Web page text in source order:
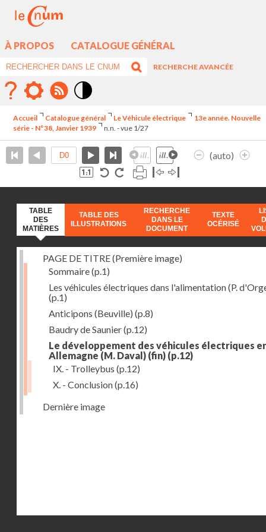
À PROPOS CATALOGUE GÉNÉRAL
RECHERCHE AVANCÉE
élévé
Accueil Catalogue général Le Véhicule électrique
13e année. Nouvelle
série - N°38, Janvier 1939
n.n. - vue 1/27
(auto)
TABLE
DES
MATIÈRES
TABLE DES
ILLUSTRATIONS
RECHERCHE
DANS LE
DOCUMENT
TEXTE
OCÉRISÉ
PAGE DE TITRE (Première image)
Sommaire(p.1)
Les véhicules électriques dans l'alimentation (P.
(p.1)
Anticipons (Beuville) (p.8)
Baudry de Saunier(p.12)
Le développement des véhicules électriques
Allemagne (M. Daval) (fin) (p.12)
IX. - Trolleybus (p.12)
X. - Conclusion(p.16)
Dernière image